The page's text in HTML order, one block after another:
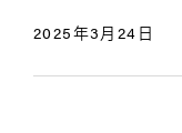
2025年3月24日